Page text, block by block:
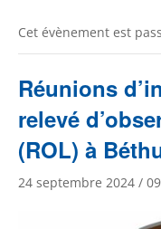
Cet évènement est
Réunions
relevé
(ROL) à
24 septembre 2024 /